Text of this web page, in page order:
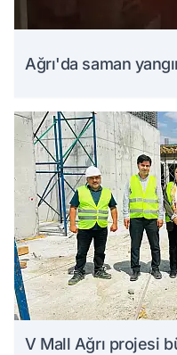
Ağrı'da saman
V Mall Ağrı projesi